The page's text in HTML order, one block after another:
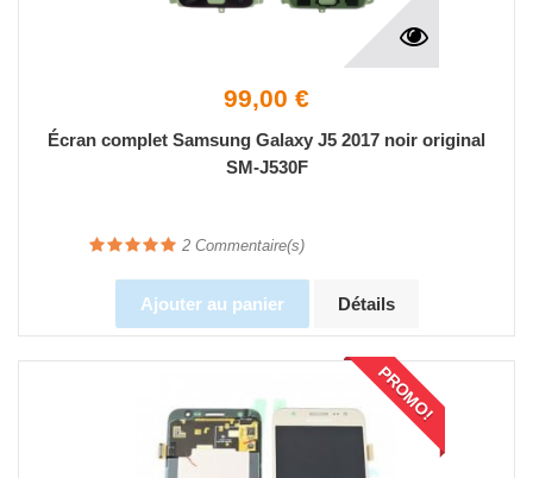
99,00 €
Écran complet Samsung Galaxy J5 2017 noir original
SM-J530F
2 Commentaire(s)
Ajouter au panier Détails
PROMO!